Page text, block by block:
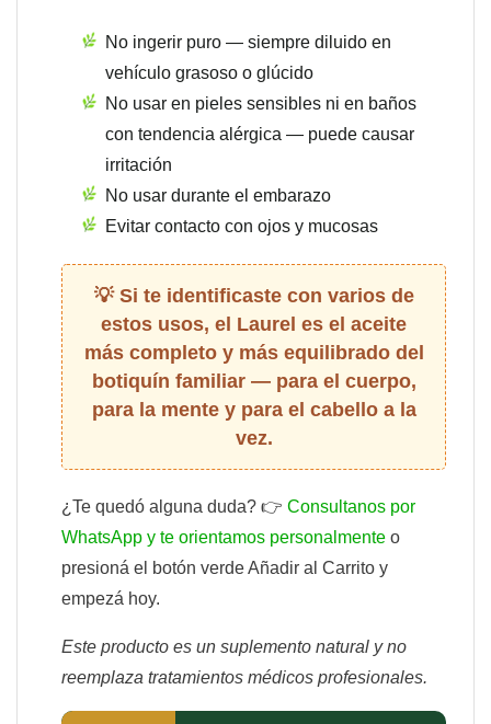
No ingerir puro — siempre diluido en
vehículo grasoso o glúcido
No usar en pieles sensibles ni en baños
con tendencia alérgica — puede causar
irritación
No usar durante el embarazo
Evitar contacto con ojos y mucosas
Si te identificaste con varios de
estos usos, el Laurel es el aceite
más completo y más equilibrado del
botiquín familiar — para el cuerpo,
para la mente y para el cabello a la
vez.
¿Te quedó alguna duda? 👉 Consultanos por
WhatsApp y te orientamos personalmente o
presioná el botón verde Añadir al Carrito y
empezá hoy.
Este producto es un suplemento natural y no
reemplaza tratamientos médicos profesionales.